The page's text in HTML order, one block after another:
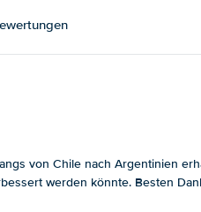
von Chile nach Argentinien
werden könnte. Besten